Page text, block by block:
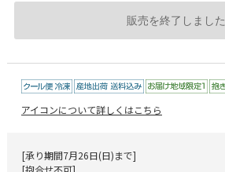
販売を終了しました
アイコンについて詳しくはこちら
[承り期間7月26日(日)まで]
[抱合せ不可]